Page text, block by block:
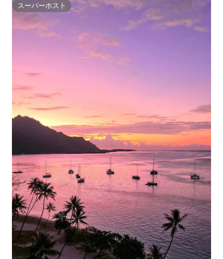
スーパーホスト
スーパーホスト